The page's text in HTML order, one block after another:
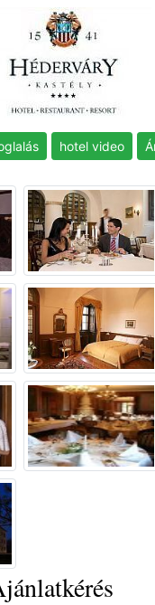
hotel video